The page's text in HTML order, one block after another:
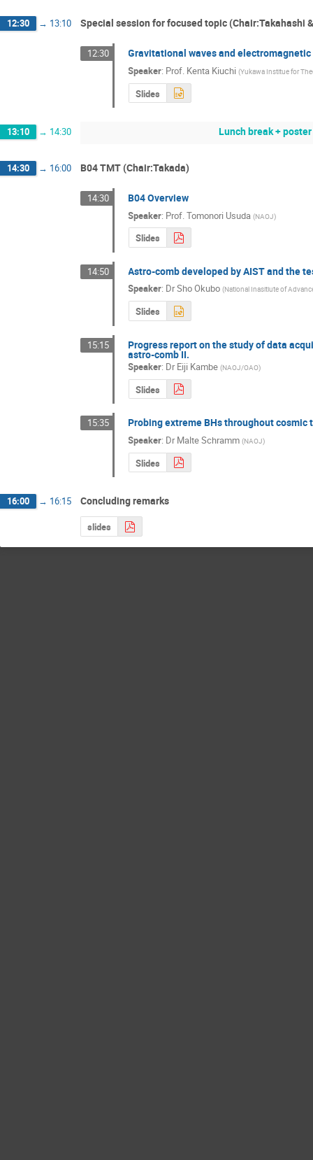
12:30 → 13:10 Special session for focused topic (Chair:Takahashi
12:30 Gravitational waves and
Speaker: Prof. Kenta Kiuchi (Yukawa Institue for
Slides
13:10 → 14:30 Lunch break +
14:30 → 16:00 B04 TMT (Chair:Takada)
14:30 B04 Overview
Speaker: Prof. Tomonori Usuda (NAOJ)
Slides
14:50 Astro-comb developed by AIST and the
Speaker: DrSho Okubo (National Inasitiute of
Slides
15:15 Progress report on the study of data
astro-comb II.
Speaker: DrEiji Kambe (NAOJ/OAO)
Slides
15:35 Probing extreme BHs throughout
Speaker: DrMalte Schramm (NAOJ)
Slides
16:00 → 16:15 Concluding remarks
slides